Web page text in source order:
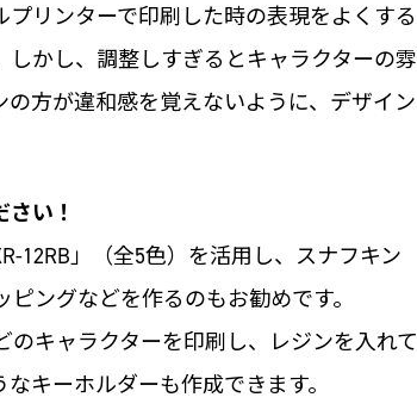
リンターで印刷した時の表現をよくする
かし、調整しすぎるとキャラクターの雰
方が違和感を覚えないように、デザイン
い！
12RB」（全5色）を活用し、スナフキン
ングなどを作るのもお勧めです。
のキャラクターを印刷し、レジンを入れて
キーホルダーも作成できます。